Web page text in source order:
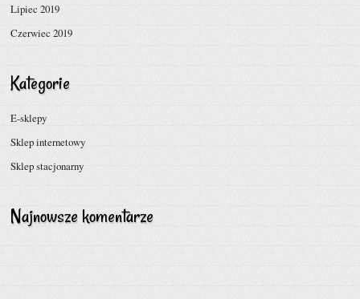
Lipiec 2019
Czerwiec 2019
Kategorie
E-sklepy
Sklep internetowy
Sklep stacjonarny
Najnowsze komentarze